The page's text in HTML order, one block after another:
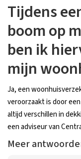
Tijdens
boom op
ben ik
mijn
Ja, een
veroorzaakt is door
altijd verschillen in
een adviseur van
Meer